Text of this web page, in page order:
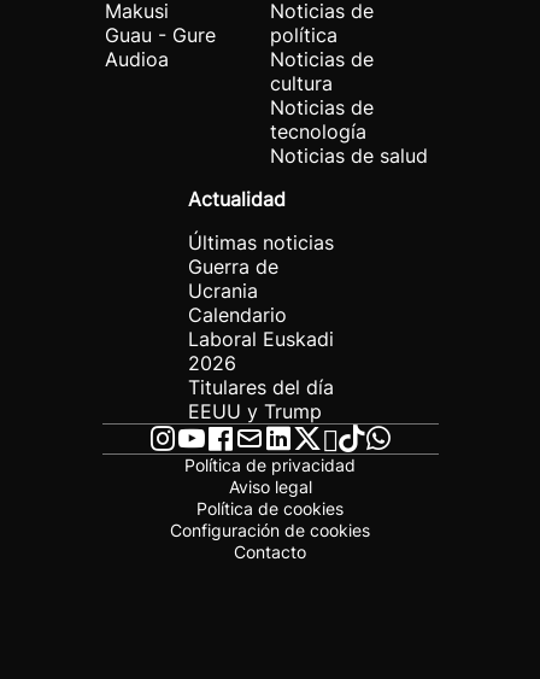
Makusi
Guau - Gure
Audioa
Noticias de
política
Noticias de
cultura
Noticias de
tecnología
Noticias de salud
Actualidad
Últimas noticias
Guerra de
Ucrania
Calendario
Laboral Euskadi
2026
Titulares del día
EEUU y Trump
Política de privacidad
Aviso legal
Política de cookies
Configuración de cookies
Contacto